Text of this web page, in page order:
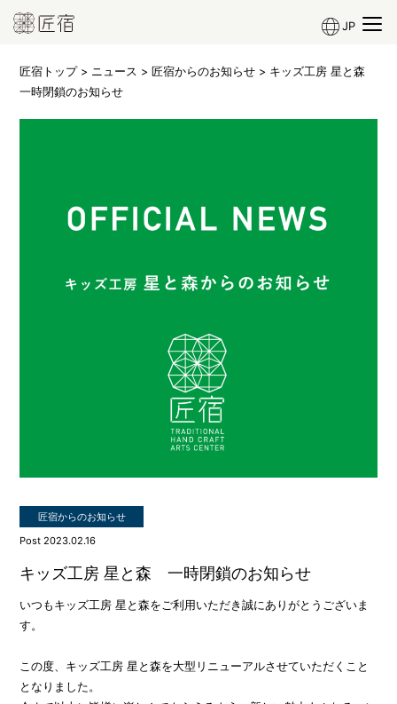
JP
匠宿トップ> ニュース > 匠宿からのお知らせ > キッズ工房 星と森
一時閉鎖のお知らせ
匠宿からのお知らせ
Post 2023.02.16
キッズ工房 星と森 一時閉鎖のお知らせ
いつもキッズ工房 星と森をご利用いただき誠にありがとうございま
す。
この度、キッズ工房 星と森を大型リニューアルさせていただくこと
となりました。